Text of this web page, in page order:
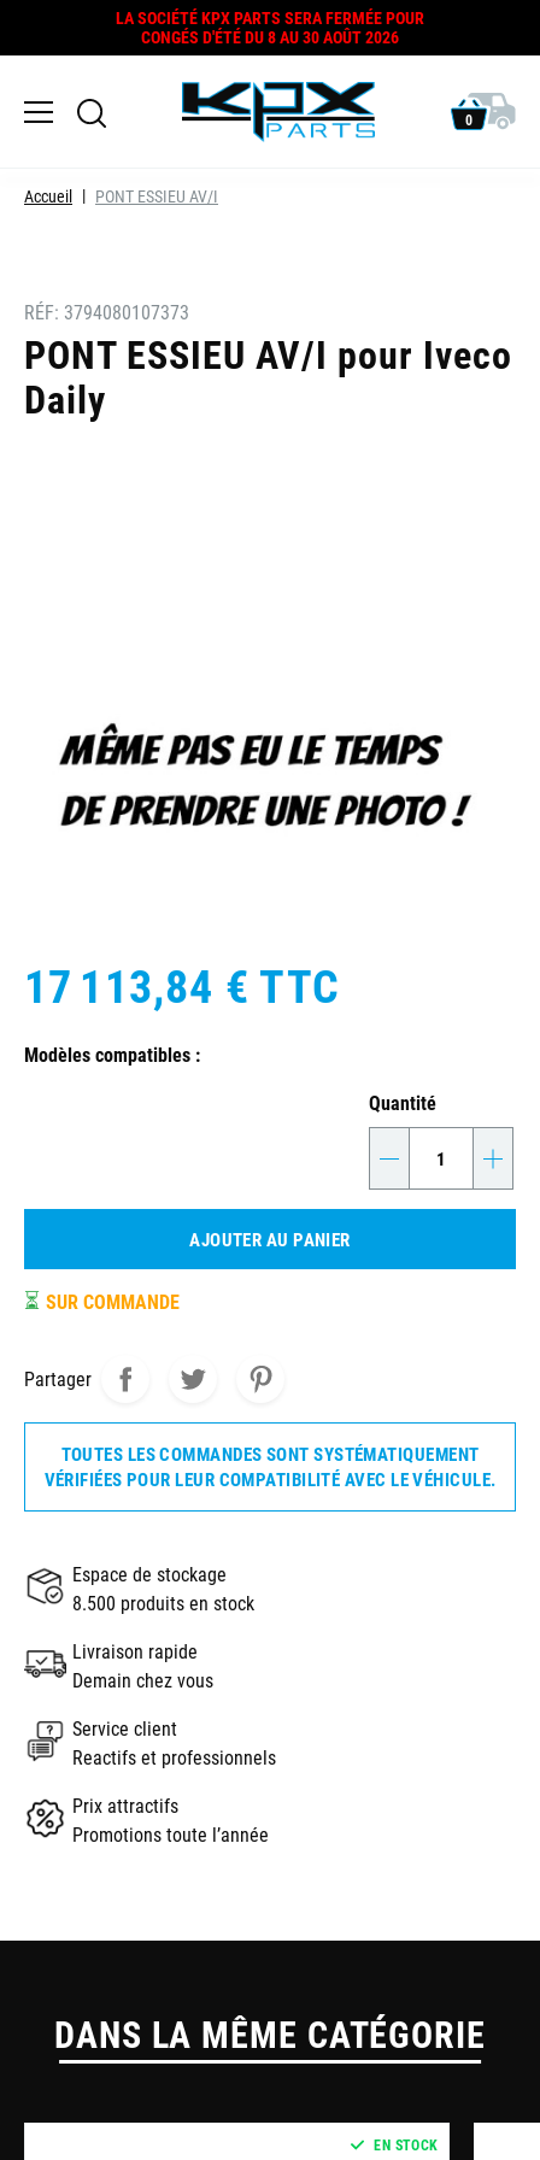
LA SOCIÉTÉ KPX PARTS SERA FERMÉE POUR
CONGÉS D'ÉTÉ DU 8 AU 30 AOÛT 2026
0
Accueil PONT ESSIEU AV/I
RÉF: 3794080107373
PONT ESSIEU AV/I pour Iveco
Daily
17 113,84 € TTC
Modèles compatibles :
Quantité
- +
AJOUTER AU PANIER
⏳ SUR COMMANDE
Partager
TOUTES LES COMMANDES SONT SYSTÉMATIQUEMENT
VÉRIFIÉES POUR LEUR COMPATIBILITÉ AVEC LE VÉHICULE.
Espace de stockage
8.500 produits en stock
Livraison rapide
Demain chez vous
Service client
Reactifs et professionnels
Prix attractifs
Promotions toute l’année
DANS LA MÊME CATÉGORIE
EN STOCK